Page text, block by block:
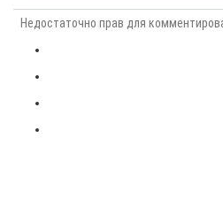
Недостаточно прав для